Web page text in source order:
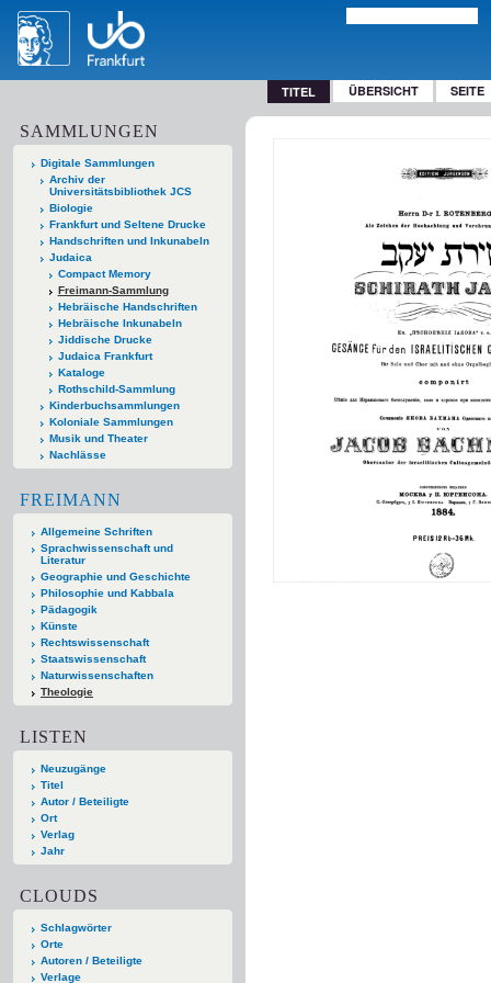
TITEL ÜBERSICHT SEITE
SAMMLUNGEN
Digitale Sammlungen
Archiv der
Universitätsbibliothek JCS
Biologie
Frankfurt und Seltene Drucke
Handschriften und Inkunabeln
Judaica
Compact Memory
Freimann-Sammlung
Hebräische Handschriften
Hebräische Inkunabeln
Jiddische Drucke
Judaica Frankfurt
Kataloge
Rothschild-Sammlung
Kinderbuchsammlungen
Koloniale Sammlungen
Musik und Theater
Nachlässe
FREIMANN
Allgemeine Schriften
Sprachwissenschaft und
Literatur
Geographie und Geschichte
Philosophie und Kabbala
Pädagogik
Künste
Rechtswissenschaft
Staatswissenschaft
Naturwissenschaften
Theologie
LISTEN
Neuzugänge
Titel
Autor / Beteiligte
Ort
Verlag
Jahr
CLOUDS
Schlagwörter
Orte
Autoren / Beteiligte
Verlage